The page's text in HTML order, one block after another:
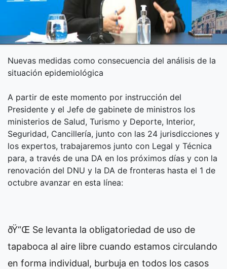
Nuevas medidas como consecuencia del análisis de la
situación epidemiológica
A partir de este momento por instrucción del
Presidente y el Jefe de gabinete de ministros los
ministerios de Salud, Turismo y Deporte, Interior,
Seguridad, Cancillería, junto con las 24 jurisdicciones y
los expertos, trabajaremos junto con Legal y Técnica
para, a través de una DA en los próximos días y con la
renovación del DNU y la DA de fronteras hasta el 1 de
octubre avanzar en esta línea:
ðŸ“Œ Se levanta la obligatoriedad de uso de
tapaboca al aire libre cuando estamos circulando
en forma individual, burbuja en todos los casos